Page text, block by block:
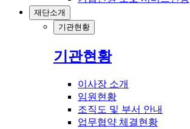
재단소개
기관현황
기관현황
이사장 소개
임원현황
조직도 및 부서 안내
업무협약 체결현황